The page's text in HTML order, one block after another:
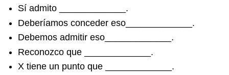
Sí admito _____________.
Deberíamos conceder eso_____________.
Debemos admitir eso_____________.
Reconozco que _____________.
X tiene un punto que _____________.